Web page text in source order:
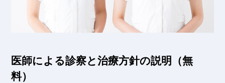
医師による診察と治療方針の説明（無
料）